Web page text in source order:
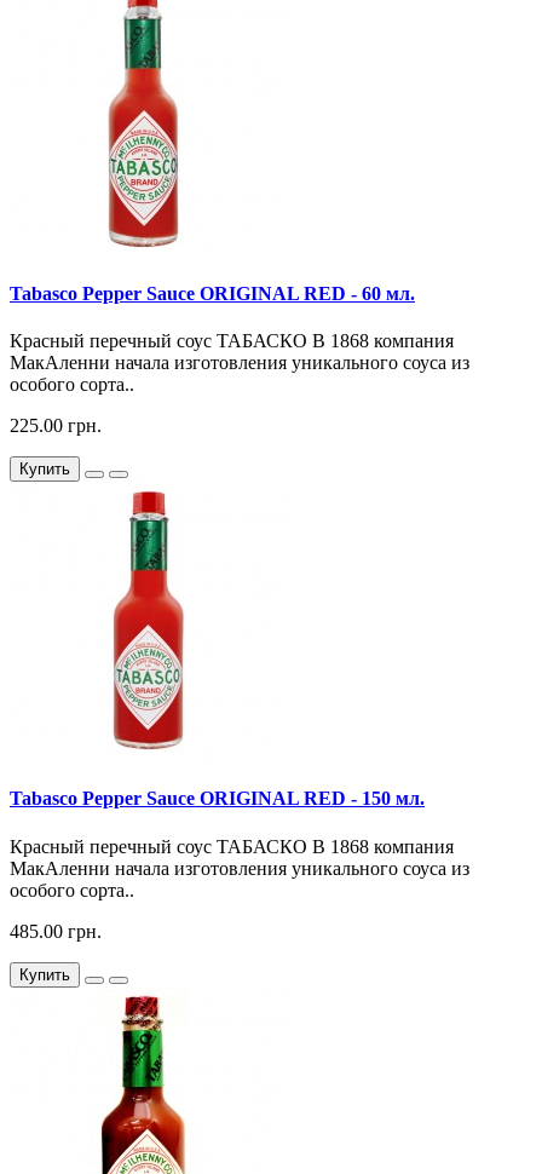
Tabasco Pepper Sauce ORIGINAL RED - 60 мл.
Красный перечный соус ТАБАСКО В 1868 компания
МакАленни начала изготовления уникального соуса из
особого сорта..
225.00 грн.
Купить
Tabasco Pepper Sauce ORIGINAL RED - 150 мл.
Красный перечный соус ТАБАСКО В 1868 компания
МакАленни начала изготовления уникального соуса из
особого сорта..
485.00 грн.
Купить